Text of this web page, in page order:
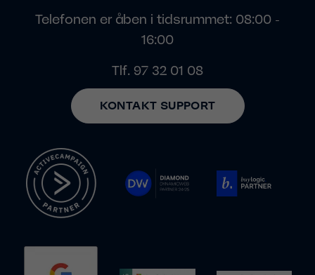
Telefonen er åben i tidsrummet: 08:00 -
16:00
Tlf. 97 32 01 08
KONTAKT SUPPORT